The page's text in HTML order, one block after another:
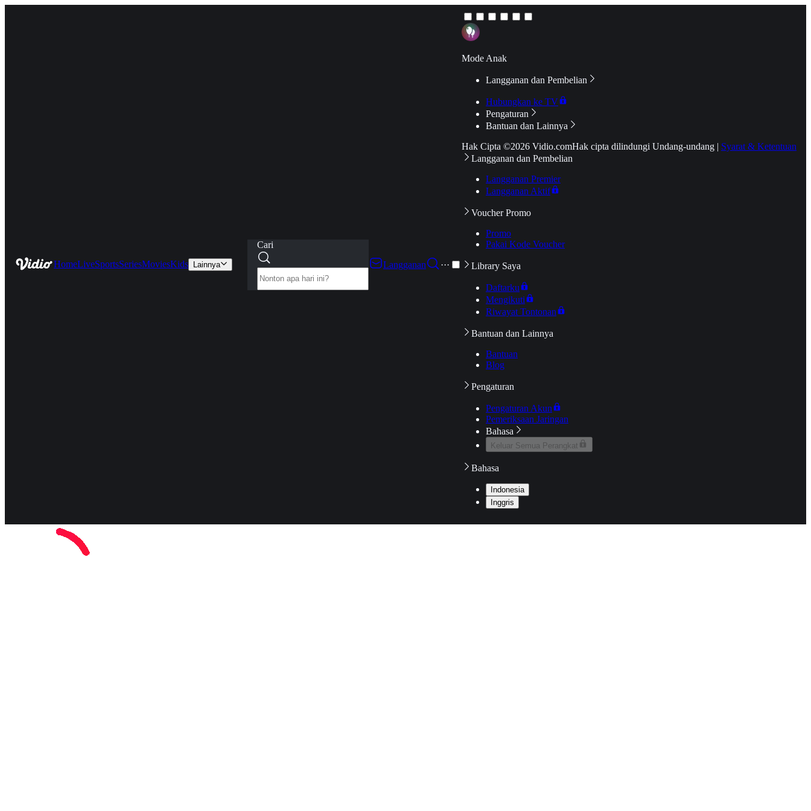
HomeLiveSportsSeriesMoviesKids Lainnya
Cari
Langganan
···
Mode Anak
Langganan dan Pembelian
Hubungkan ke TV
Pengaturan
Bantuan dan Lainnya
Hak Cipta ©2026 Vidio.comHak cipta dilindungi Undang-undang | Syarat & Ketentuan
Langganan dan Pembelian
Langganan Premier
Langganan Aktif
Voucher Promo
Promo
Pakai Kode Voucher
Library Saya
Daftarku
Mengikuti
Riwayat Tontonan
Bantuan dan Lainnya
Bantuan
Blog
Pengaturan
Pengaturan Akun
Pemeriksaan Jaringan
Bahasa
Keluar Semua Perangkat
Bahasa
Indonesia
Inggris